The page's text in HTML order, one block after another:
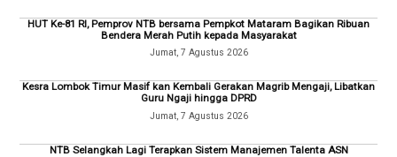
HUT Ke-81 RI, Pemprov NTB bersama Pempkot Mataram Bagikan Ribuan
Bendera Merah Putih kepada Masyarakat
Jumat, 7 Agustus 2026
Kesra Lombok Timur Masif kan Kembali Gerakan Magrib Mengaji, Libatkan
Guru Ngaji hingga DPRD
Jumat, 7 Agustus 2026
NTB Selangkah Lagi Terapkan Sistem Manajemen Talenta ASN